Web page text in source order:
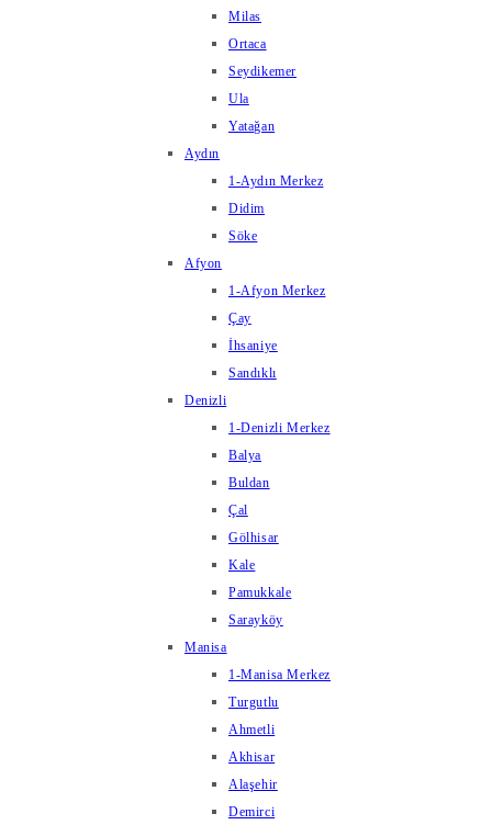
Milas
Ortaca
Seydikemer
Ula
Yatağan
Aydın
1-Aydın Merkez
Didim
Söke
Afyon
1-Afyon Merkez
Çay
İhsaniye
Sandıklı
Denizli
1-Denizli Merkez
Balya
Buldan
Çal
Gölhisar
Kale
Pamukkale
Sarayköy
Manisa
1-Manisa Merkez
Turgutlu
Ahmetli
Akhisar
Alaşehir
Demirci